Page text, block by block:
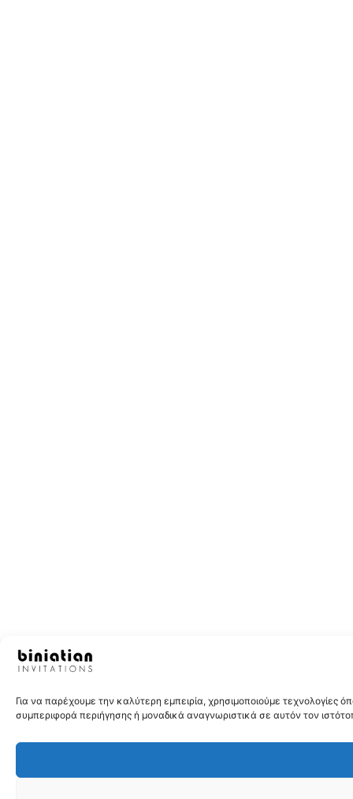
Για να παρέχουμε την καλύτερη εμπειρία, χρησιμοποιούμε
συμπεριφορά περιήγησης ή μοναδικά αναγνωριστικά σε αυτόν τον